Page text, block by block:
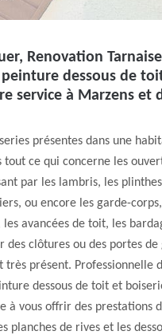
Renovation
dessous de
service à Marzens et
présentes dans une
tout ce qui concerne les
par les lambris, les
ou encore les garde-
les avancées de toit, les
des clôtures ou des portes de
très présent. Professionnelle
dessous de toit et
à vous offrir des prestations
planches de rives et les